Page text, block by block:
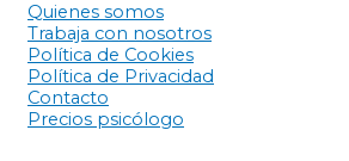
Quienes somos
Trabaja con nosotros
Política de Cookies
Política de Privacidad
Contacto
Precios psicólogo